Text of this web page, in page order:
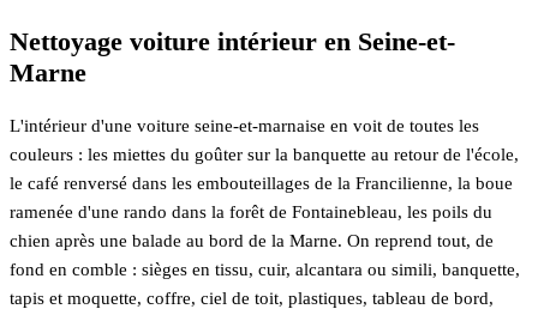
Nettoyage voiture intérieur en Seine-et-
Marne
L'intérieur d'une voiture seine-et-marnaise en voit de toutes les
couleurs : les miettes du goûter sur la banquette au retour de l'école,
le café renversé dans les embouteillages de la Francilienne, la boue
ramenée d'une rando dans la forêt de Fontainebleau, les poils du
chien après une balade au bord de la Marne. On reprend tout, de
fond en comble : sièges en tissu, cuir, alcantara ou simili, banquette,
tapis et moquette, coffre, ciel de toit, plastiques, tableau de bord,